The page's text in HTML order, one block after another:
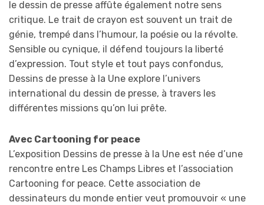
le dessin de presse affûte également notre sens
critique. Le trait de crayon est souvent un trait de
génie, trempé dans l’humour, la poésie ou la révolte.
Sensible ou cynique, il défend toujours la liberté
d’expression. Tout style et tout pays confondus,
Dessins de presse à la Une explore l’univers
international du dessin de presse, à travers les
différentes missions qu’on lui prête.
Avec Cartooning for peace
L’exposition Dessins de presse à la Une est née d’une
rencontre entre Les Champs Libres et l’association
Cartooning for peace. Cette association de
dessinateurs du monde entier veut promouvoir « une